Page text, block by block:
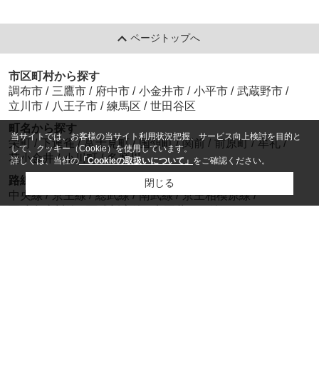
ページトップへ
市区町村から探す
調布市 / 三鷹市 / 府中市 / 小金井市 / 小平市 / 武蔵野市 /
立川市 / 八王子市 / 練馬区 / 世田谷区
町名から探す
栄町/ 下連雀/ 富士見町/ 国領町/ 関前 / 前原町/ 牟礼/
花小金井/ 小川町/ 多摩川
路線から探す
中央線/ 京王線/ 総武線/ 南武線/ 京王相模原線/
当サイトでは、お客様の当サイト利用状況把握、サービス向上検討を目的と
して、クッキー（Cookie）を使用しています。
詳しくは、当社の「Cookieの取扱いについて」 をご確認ください。
閉じる